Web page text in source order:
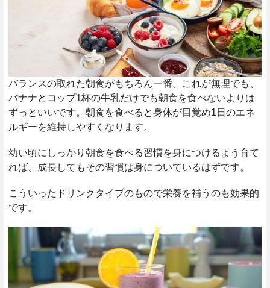
バランスの取れた朝食がもちろん一番。これが無理でも、
バナナとコップ1杯の牛乳だけでも朝食を食べないよりは
ずっといいです。朝食を食べると身体が目覚め1日のエネ
ルギーを維持しやすくなります。
幼い頃にしっかり朝食を食べる習慣を身につけるよう育て
れば、成長してもその習慣は身についているはずです。
こういったドリンクタイプのもので栄養を補うのも効果的
です。